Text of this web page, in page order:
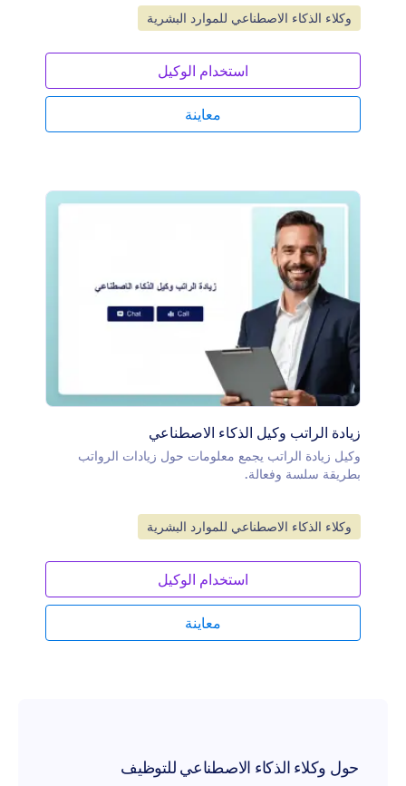
انتقل إلى الفئة:
وكلاء الذكاء الاصطناعي للموارد البشرية
استخدام الوكيل
معاينة
زيادة الراتب وكيل الذكاء الاصطناعي
وكيل زيادة الراتب يجمع معلومات حول زيادات الرواتب
بطريقة سلسة وفعالة.
انتقل إلى الفئة:
وكلاء الذكاء الاصطناعي للموارد البشرية
استخدام الوكيل
معاينة
حول وكلاء الذكاء الاصطناعي للتوظيف